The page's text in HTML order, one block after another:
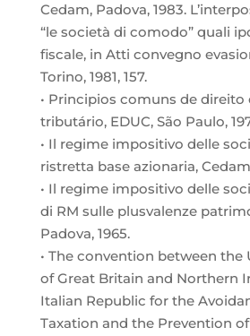
Cedam, Padova, 1983.
“le società di comodo” quali
fiscale, in Atti convegno
Torino, 1981, 157.
• Principios comuns de
tributário, EDUC, São Paulo,
• Il regime impositivo delle
ristretta base azionaria,
• Il regime impositivo delle
di RM sulle plusvalenze
Padova, 1965.
• The convention between
of Great Britain and Northern
Italian Republic for the
Taxation and the Prevention